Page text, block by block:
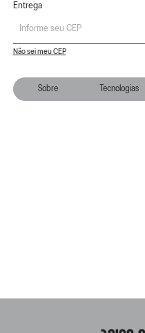
Sobre Tecnologias
Entrega
Não sei meu CEP